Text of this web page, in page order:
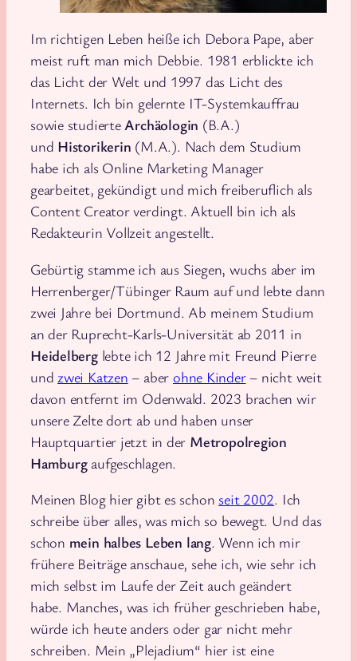
Im richtigen Leben heiße ich Debora Pape, aber
meist ruft man mich Debbie. 1981 erblickte ich
das Licht der Welt und 1997 das Licht des
Internets. Ich bin gelernte IT-Systemkauffrau
sowie studierteArchäologin (B.A.)
und Historikerin (M.A.). Nach dem Studium
habe ich als Online Marketing Manager
gearbeitet, gekündigt und mich freiberuflich als
Content Creator verdingt. Aktuell bin ich als
Redakteurin Vollzeit angestellt.
Gebürtig stamme ich aus Siegen, wuchs aber im
Herrenberger/Tübinger Raum auf und lebte dann
zwei Jahre bei Dortmund. Ab meinem Studium
an der Ruprecht-Karls-Universität ab 2011 in
Heidelberglebte ich 12 Jahre mit Freund Pierre
und zwei Katzen – aber ohne Kinder– nicht weit
davon entfernt im Odenwald. 2023 brachen wir
unsere Zelte dort ab und haben unser
Hauptquartier jetzt in der Metropolregion
Hamburgaufgeschlagen.
Meinen Blog hier gibt es schonseit 2002. Ich
schreibe über alles, was mich so bewegt. Und das
schon mein halbes Leben lang. Wenn ich mir
frühere Beiträge anschaue, sehe ich, wie sehr ich
mich selbst im Laufe der Zeit auch geändert
habe. Manches, was ich früher geschrieben habe,
würde ich heute anders oder gar nicht mehr
schreiben. Mein „Plejadium“ hier ist eine